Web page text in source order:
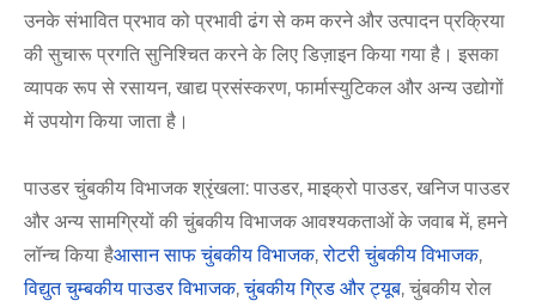
उनके संभावित प्रभाव को प्रभावी ढंग से कम करने और उत्पादन प्रक्रिया
की सुचारू प्रगति सुनिश्चित करने के लिए डिज़ाइन किया गया है। इसका
व्यापक रूप से रसायन, खाद्य प्रसंस्करण, फार्मास्युटिकल और अन्य उद्योगों
में उपयोग किया जाता है।
पाउडर चुंबकीय विभाजक श्रृंखला: पाउडर, माइक्रो पाउडर, खनिज पाउडर
और अन्य सामग्रियों की चुंबकीय विभाजक आवश्यकताओं के जवाब में, हमने
लॉन्च किया हैआसान साफ ​​चुंबकीय विभाजक,रोटरी चुंबकीय विभाजक,
विद्युत चुम्बकीय पाउडर विभाजक,चुंबकीय ग्रिड और ट्यूब, चुंबकीय रोल